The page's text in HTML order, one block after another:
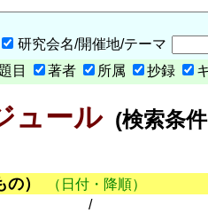
研究会名/開催地/テーマ
題目 著者 所属 抄録
ュール(検索条件
）
（日付・降順）
/